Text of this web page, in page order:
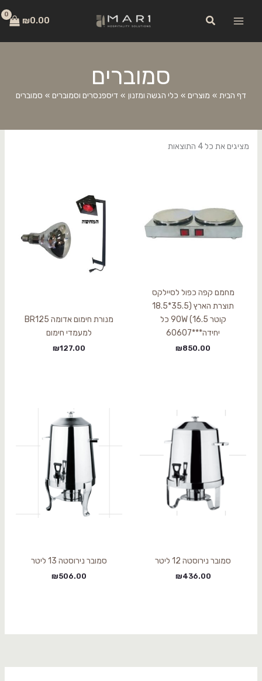
חיפוש ₪0.00
סמוברים
דף הבית מוצרים כלי הגשה ומזנון דיספנסרים וסמוברים סמוברים
מציגים את כל ⁦4⁩ התוצאות
מחמם קפה כפול לסיילקס
תוצרת הארץ (35.5*18.5
קוטר 16.5) 90W כל
יחידה***60607
₪850.00
מנורת חימום אדומה BR125
למעמדי חימום
₪127.00
סמובר נירוסטה 12 ליטר
₪436.00
סמובר נירוסטה 13 ליטר
₪506.00